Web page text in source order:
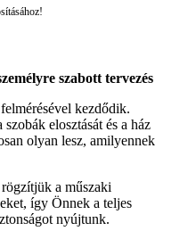
szabott tervezés
kezdődik.
elosztását és a ház
olyan lesz, amilyennek
a műszaki
így Önnek a teljes
nyújtunk.